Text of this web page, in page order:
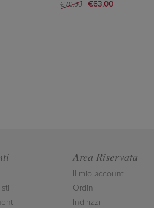
€70,00 €63,00
Area Riservata
Il mio account
Ordini
Indirizzi